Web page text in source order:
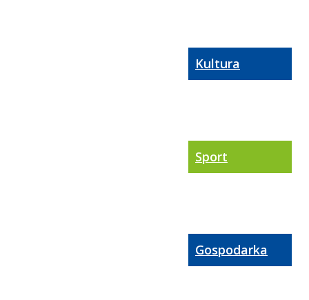
Kultura
Sport
Gospodarka